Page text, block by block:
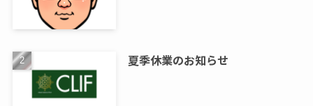
夏季休業のお知らせ